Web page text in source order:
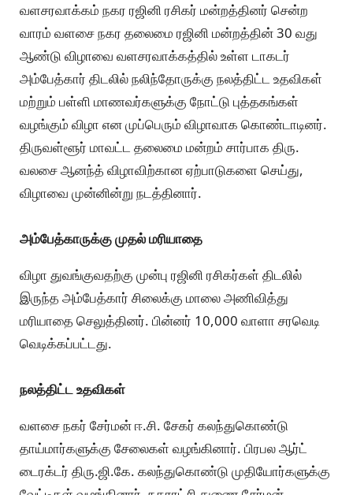
வளசரவாக்கம் நகர ரஜினி ரசிகர் மன்றத்தினர் சென்ற
வாரம் வளசை நகர தலைமை ரஜினி மன்றத்தின் 30 வது
ஆண்டு விழாவை வளசரவாக்கத்தில் உள்ள டாகடர்
அம்பேத்கார் திடலில் நலிந்தோருக்கு நலத்திட்ட உதவிகள்
மற்றும் பள்ளி மாணவர்களுக்கு நோட்டு புத்தகங்கள்
வழங்கும் விழா என முப்பெரும் விழாவாக கொண்டாடினர்.
திருவள்ளூர் மாவட்ட தலைமை மன்றம் சார்பாக திரு.
வலசை ஆனந்த் விழாவிற்கான ஏற்பாடுகளை செய்து,
விழாவை முன்னின்று நடத்தினார்.
அம்பேத்காருக்கு முதல் மரியாதை
விழா துவங்குவதற்கு முன்பு ரஜினி ரசிகர்கள் திடலில்
இருந்த அம்பேத்கார் சிலைக்கு மாலை அணிவித்து
மரியாதை செலுத்தினர். பின்னர் 10,000 வாளா சரவெடி
வெடிக்கப்பட்டது.
நலத்திட்ட உதவிகள்
வளசை நகர் சேர்மன் ஈ.சி. சேகர் கலந்துகொண்டு
தாய்மார்களுக்கு சேலைகள் வழங்கினார். பிரபல ஆர்ட்
டைரக்டர் திரு.ஜி.கே. கலந்துகொண்டு முதியோர்களுக்கு